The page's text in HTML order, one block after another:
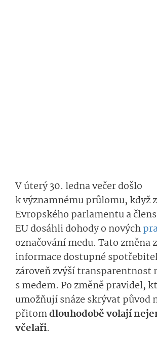
V úterý 30. ledna večer došlo
k významnému průlomu, když
Evropského parlamentu a
EU dosáhli dohody o nových
označování medu. Tato změna
informace dostupné
zároveň zvýší transparentnost
s medem. Po změně pravidel,
umožňují snáze skrývat původ
přitomdlouhodobě volají
včelaři.